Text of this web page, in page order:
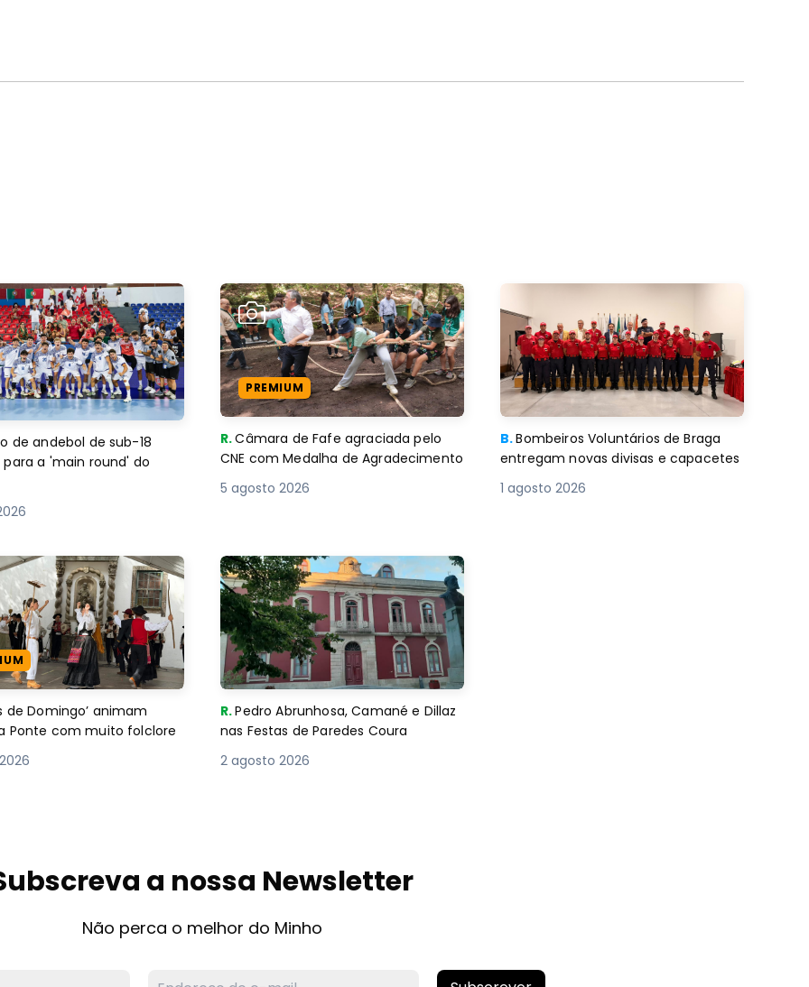
de andebol de sub-18
a 'main round' do
PREMIUM
R.Câmara de Fafe agraciada pelo
CNE com Medalha de Agradecimento
5 agosto 2026
B.Bombeiros Voluntários de Braga
entregam novas divisas e capacetes
1 agosto 2026
de Domingo’ animam
Ponte com muito folclore
R.Pedro Abrunhosa, Camané e Dillaz
nas Festas de Paredes Coura
2 agosto 2026
a nossa Newsletter
Não perca o melhor do Minho